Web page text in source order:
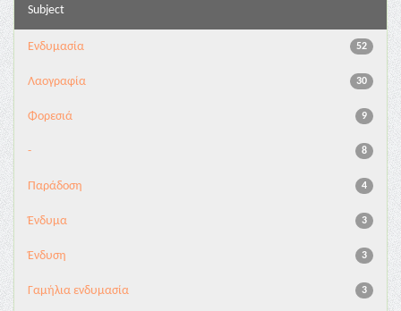
Subject
52
Ενδυμασία
30
Λαογραφία
9
Φορεσιά
8
-
4
Παράδοση
3
Ένδυμα
3
Ένδυση
3
Γαμήλια ενδυμασία